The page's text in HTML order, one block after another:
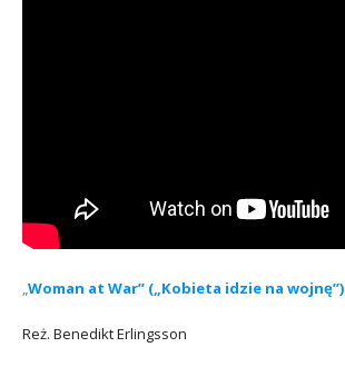
„Woman at War” („Kobieta idzie na wojnę”)
Reż. Benedikt Erlingsson